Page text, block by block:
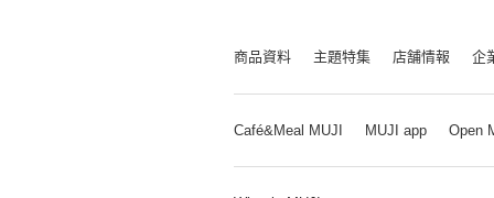
商品資料 主題特集 店舗情報 企
Café&Meal MUJI MUJI app Open